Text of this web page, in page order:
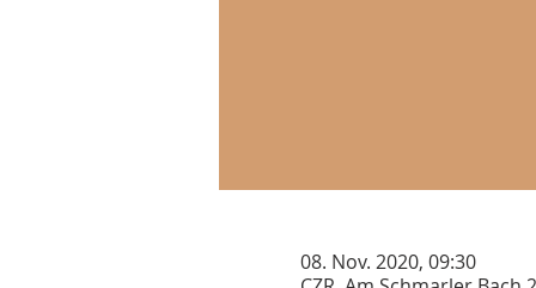
08. Nov. 2020, 09:30